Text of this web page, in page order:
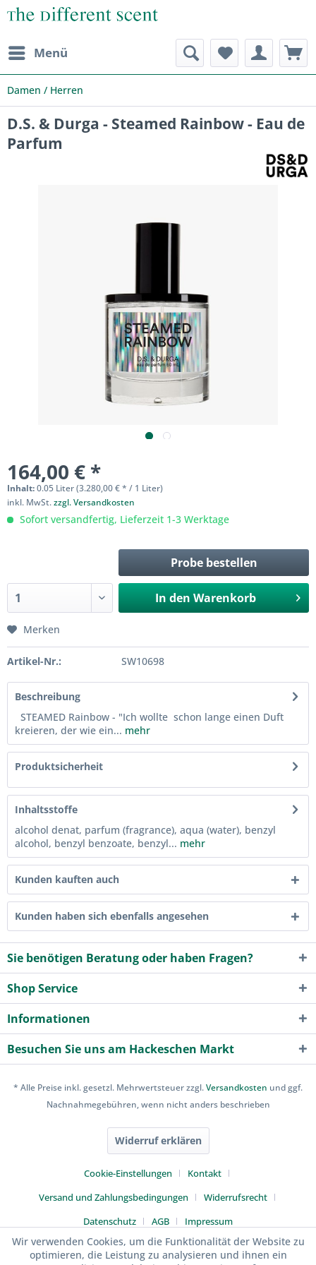
Menü
Damen / Herren
D.S. & Durga - Steamed Rainbow - Eau de
Parfum
164,00 € *
Inhalt:0.05 Liter (3.280,00 € * / 1 Liter)
inkl. MwSt.zzgl. Versandkosten
Sofort versandfertig, Lieferzeit 1-3 Werktage
Probe bestellen
In den Warenkorb
Merken
Artikel-Nr.: SW10698
Beschreibung
STEAMED Rainbow - "Ich wollte schon lange einen Duft
kreieren, der wie ein... mehr
Produktsicherheit
Inhaltsstoffe
alcohol denat, parfum (fragrance), aqua (water), benzyl
alcohol, benzyl benzoate, benzyl... mehr
Kunden kauften auch
Kunden haben sich ebenfalls angesehen
Sie benötigen Beratung oder haben Fragen?
Shop Service
Informationen
Besuchen Sie uns am Hackeschen Markt
* Alle Preise inkl. gesetzl. Mehrwertsteuer zzgl.Versandkosten und ggf.
Nachnahmegebühren, wenn nicht anders beschrieben
Widerruf erklären
Cookie-Einstellungen
Kontakt
Versand und Zahlungsbedingungen
Widerrufsrecht
Datenschutz
AGB Impressum
Wir verwenden Cookies, um die Funktionalität der Website zu
optimieren, die Leistung zu analysieren und ihnen ein